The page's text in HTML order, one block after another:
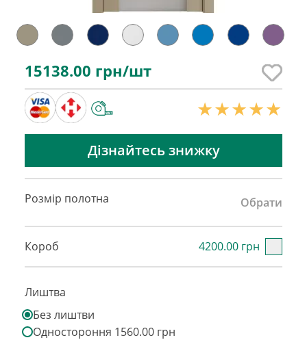
15138.00 грн/шт
Дізнайтесь знижку
Розмір полотна Обрати
Короб 4200.00 грн
Лиштва
Без лиштви
Одностороння 1560.00 грн